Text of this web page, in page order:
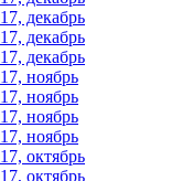
декабрь
декабрь
декабрь
ноябрь
ноябрь
ноябрь
ноябрь
октябрь
октябрь